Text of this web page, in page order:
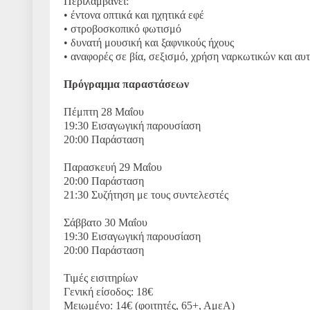
• έντονα οπτικά και ηχητικά εφέ
• στροβοσκοπικό φωτισμό
• δυνατή μουσική και ξαφνικούς ήχους
• αναφορές σε βία, σεξισμό, χρήση ναρκωτικών και
Πρόγραμμα παραστάσεων
Πέμπτη 28 Μαΐου
19:30 Εισαγωγική παρουσίαση
20:00 Παράσταση
Παρασκευή 29 Μαΐου
20:00 Παράσταση
21:30 Συζήτηση με τους συντελεστές
Σάββατο 30 Μαΐου
19:30 Εισαγωγική παρουσίαση
20:00 Παράσταση
Τιμές εισιτηρίων
Γενική είσοδος: 18€
Μειωμένο: 14€ (φοιτητές, 65+, ΑμεΑ)